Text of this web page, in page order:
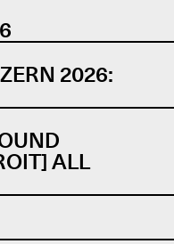
2026:
ALL